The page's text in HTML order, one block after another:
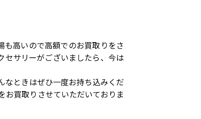
も高いので高額でのお買取りをさ
セサリーがございましたら、今は
なときはぜひ一度お持ち込みくだ
お買取りさせていただいておりま